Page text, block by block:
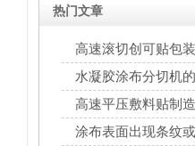
热门文章
高速滚切创可贴包
水凝胶涂布分切机
高速平压敷料贴制
涂布表面出现条纹